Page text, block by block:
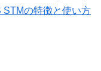
STMの特徴と使い方